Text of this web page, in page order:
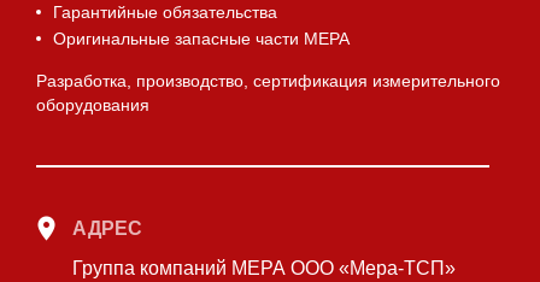
Гарантийные обязательства
Оригинальные запасные части МЕРА
Разработка, производство, сертификация измерительного
оборудования
АДРЕС
Группа компаний МЕРА ООО «Мера-ТСП»